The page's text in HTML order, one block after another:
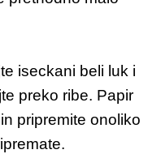
iseckani beli luk i
preko ribe. Papir
pripremite onoliko